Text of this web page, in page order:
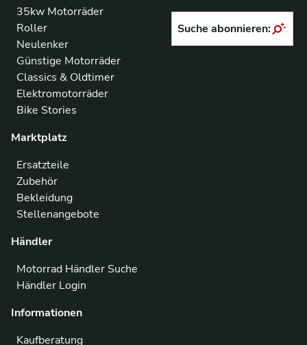
35kw Motorräder
Roller
Neulenker
Günstige Motorräder
Classics & Oldtimer
Elektromotorräder
Bike Stories
Marktplatz
Ersatzteile
Zubehör
Bekleidung
Stellenangebote
Händler
Motorrad Händler Suche
Händler Login
Informationen
Kaufberatung
Suche abonnieren: